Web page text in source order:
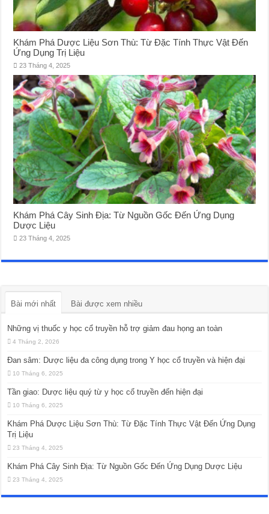
Khám Phá Dược Liệu Sơn Thù: Từ Đặc Tính Thực Vật Đến
Ứng Dụng Trị Liệu
23 Tháng 4, 2025
Khám Phá Cây Sinh Địa: Từ Nguồn Gốc Đến Ứng Dụng
Dược Liệu
23 Tháng 4, 2025
Bài mới nhất Bài được xem nhiều
Những vị thuốc y học cổ truyền hỗ trợ giảm đau họng an toàn
4 Tháng 2, 2026
Đan sâm: Dược liệu đa công dụng trong Y học cổ truyền và hiện đại
10 Tháng 6, 2025
Tần giao: Dược liệu quý từ y học cổ truyền đến hiện đại
10 Tháng 6, 2025
Khám Phá Dược Liệu Sơn Thù: Từ Đặc Tính Thực Vật Đến Ứng Dụng
Trị Liệu
23 Tháng 4, 2025
Khám Phá Cây Sinh Địa: Từ Nguồn Gốc Đến Ứng Dụng Dược Liệu
23 Tháng 4, 2025